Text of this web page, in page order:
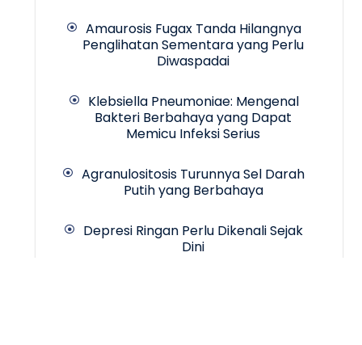
Amaurosis Fugax Tanda Hilangnya
Penglihatan Sementara yang Perlu
Diwaspadai
Klebsiella Pneumoniae: Mengenal
Bakteri Berbahaya yang Dapat
Memicu Infeksi Serius
Agranulositosis Turunnya Sel Darah
Putih yang Berbahaya
Depresi Ringan Perlu Dikenali Sejak
Dini